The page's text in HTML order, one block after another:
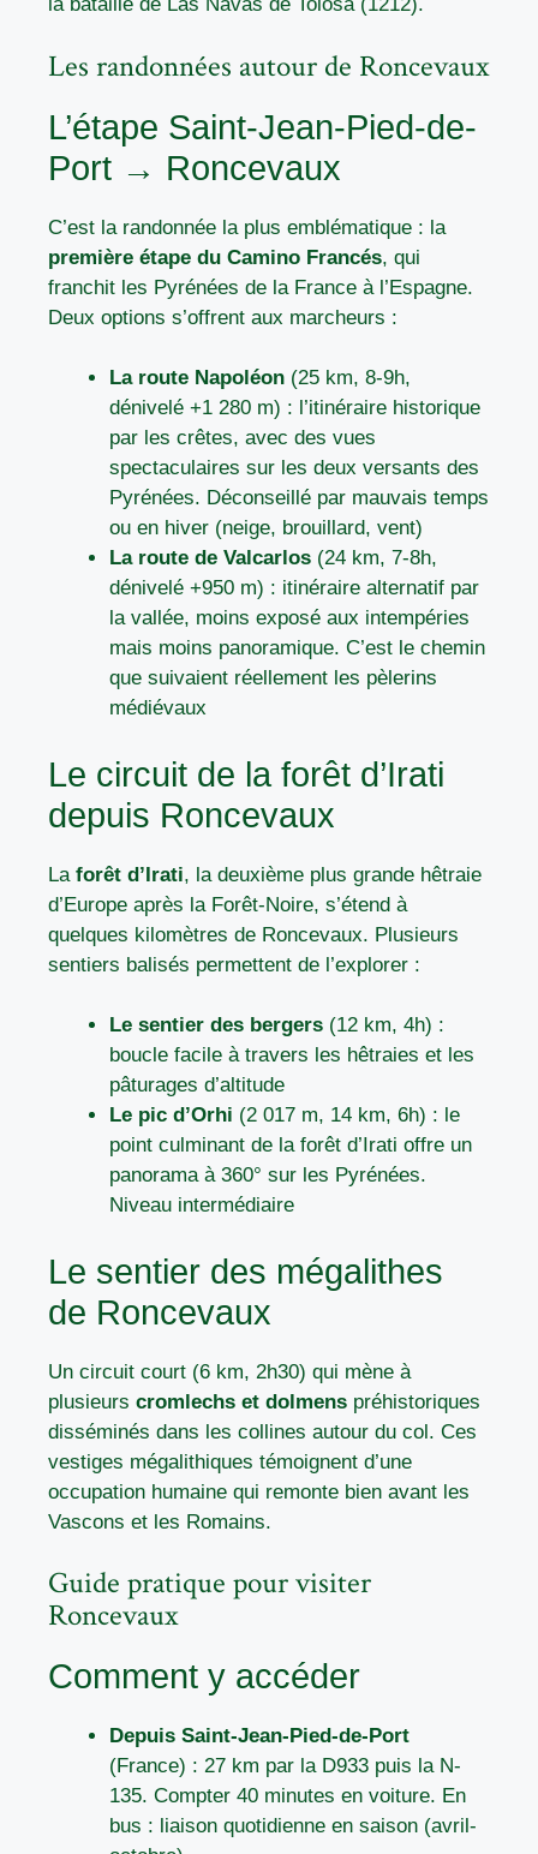
Les randonnées autour de Roncevaux
L’étape Saint-Jean-Pied-de-
Port → Roncevaux
C’est la randonnée la plus emblématique : la
première étape du Camino Francés, qui
franchit les Pyrénées de la France à l’Espagne.
Deux options s’offrent aux marcheurs :
La route Napoléon (25 km, 8-9h,
dénivelé +1 280 m) : l’itinéraire historique
par les crêtes, avec des vues
spectaculaires sur les deux versants des
Pyrénées. Déconseillé par mauvais temps
ou en hiver (neige, brouillard, vent)
La route de Valcarlos (24 km, 7-8h,
dénivelé +950 m) : itinéraire alternatif par
la vallée, moins exposé aux intempéries
mais moins panoramique. C’est le chemin
que suivaient réellement les pèlerins
médiévaux
Le circuit de la forêt d’Irati
depuis Roncevaux
La forêt d’Irati, la deuxième plus grande hêtraie
d’Europe après la Forêt-Noire, s’étend à
quelques kilomètres de Roncevaux. Plusieurs
sentiers balisés permettent de l’explorer :
Le sentier des bergers (12 km, 4h) :
boucle facile à travers les hêtraies et les
pâturages d’altitude
Le pic d’Orhi (2 017 m, 14 km, 6h) : le
point culminant de la forêt d’Irati offre un
panorama à 360° sur les Pyrénées.
Niveau intermédiaire
Le sentier des mégalithes
de Roncevaux
Un circuit court (6 km, 2h30) qui mène à
plusieurs cromlechs et dolmens préhistoriques
disséminés dans les collines autour du col. Ces
vestiges mégalithiques témoignent d’une
occupation humaine qui remonte bien avant les
Vascons et les Romains.
Guide pratique pour visiter
Roncevaux
Comment y accéder
Depuis Saint-Jean-Pied-de-Port
(France) : 27 km par la D933 puis la N-
135. Compter 40 minutes en voiture. En
bus : liaison quotidienne en saison (avril-